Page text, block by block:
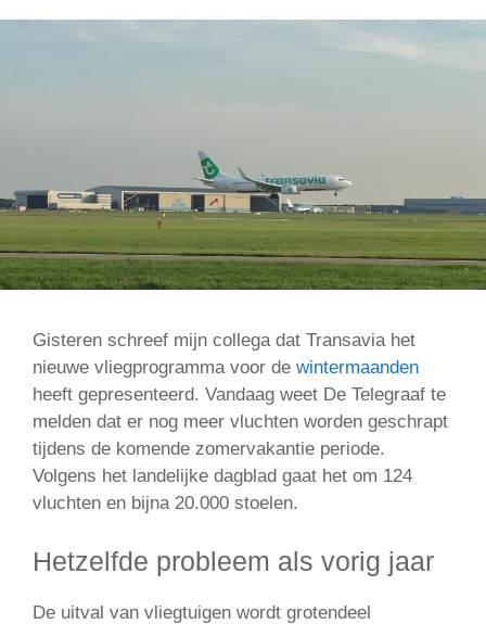
Gisteren schreef mijn collega dat Transavia het
nieuwe vliegprogramma voor de wintermaanden
heeft gepresenteerd. Vandaag weet De Telegraaf te
melden dat er nog meer vluchten worden geschrapt
tijdens de komende zomervakantie periode.
Volgens het landelijke dagblad gaat het om 124
vluchten en bijna 20.000 stoelen.
Hetzelfde probleem als vorig jaar
De uitval van vliegtuigen wordt grotendeel